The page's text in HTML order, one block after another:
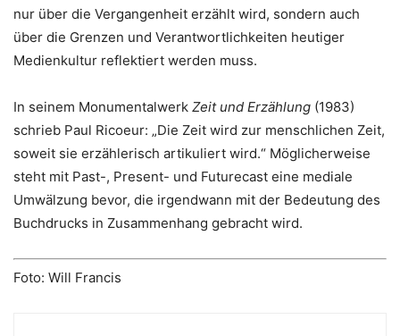
nur über die Vergangenheit erzählt wird, sondern auch
über die Grenzen und Verantwortlichkeiten heutiger
Medienkultur reflektiert werden muss.
In seinem Monumentalwerk Zeit und Erzählung (1983)
schrieb Paul Ricoeur: „Die Zeit wird zur menschlichen Zeit,
soweit sie erzählerisch artikuliert wird.“ Möglicherweise
steht mit Past-, Present- und Futurecast eine mediale
Umwälzung bevor, die irgendwann mit der Bedeutung des
Buchdrucks in Zusammenhang gebracht wird.
Foto: Will Francis